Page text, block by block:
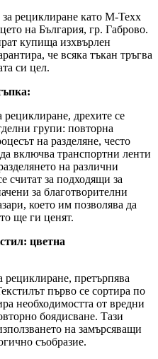
рециклиране като M-Texx
на България, гр. Габрово.
купища изхвърлен
че всяка тъкан тръгва
си цел.
дрехите се
групи: повторна
на разделяне, често
включва транспортни ленти
на различни
считат за подходящи за
за благотворителни
което им позволява да
ще ги ценят.
цветна
рециклиране, претърпява
първо се сортира по
необходимостта от вредни
боядисване. Тази
на замърсяващи
съобразие.